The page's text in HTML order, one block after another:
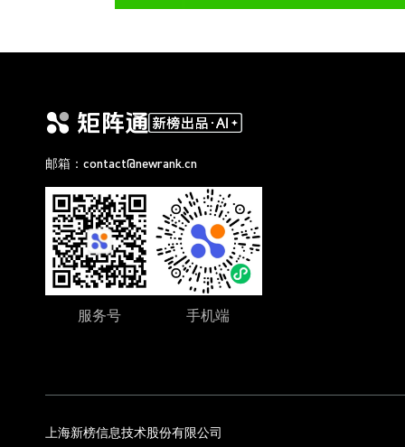
邮箱：contact@newrank.cn
服务号 手机端
上海新榜信息技术股份有限公司